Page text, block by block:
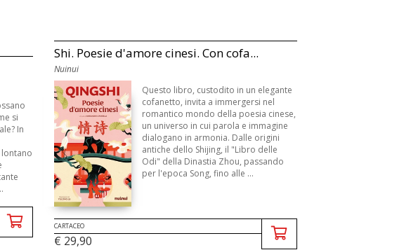
si
In
Shi. Poesie d'amore cinesi. Con cofa...
Nuinui
Questo libro, custodito in un elegante
cofanetto, invita a immergersi nel
romantico mondo della poesia cinese,
un universo in cui parola e immagine
dialogano in armonia. Dalle origini
antiche dello Shijing, il "Libro delle
Odi" della Dinastia Zhou, passando
per l'epoca Song, fino alle ...
CARTACEO
€ 29,90